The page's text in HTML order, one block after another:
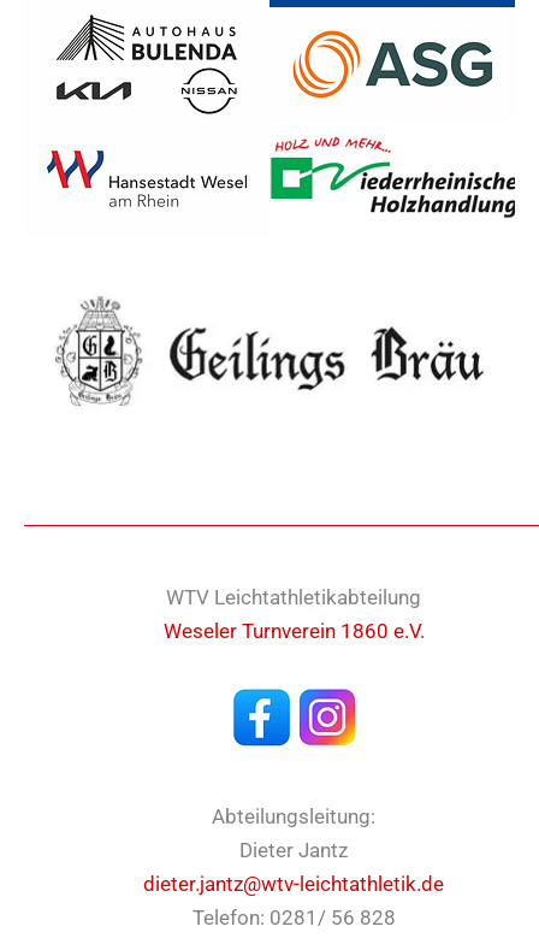
WTV Leichtathletikabteilung
Weseler Turnverein 1860 e.V.
Abteilungsleitung:
Dieter Jantz
dieter.jantz@wtv-leichtathletik.de
Telefon: 0281/ 56 828